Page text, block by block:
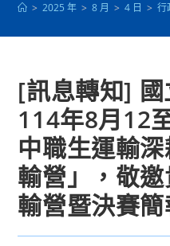
> 2025 年 > 8 月 > 4 日 > 行
[訊息轉知]
114年8月12
中職生運輸
輸營」，敬
輸營暨決賽